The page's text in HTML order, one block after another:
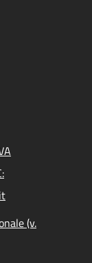
(v.